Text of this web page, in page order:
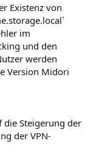
Existenz von
im
und den
werden
Version Midori
die Steigerung der
der VPN-